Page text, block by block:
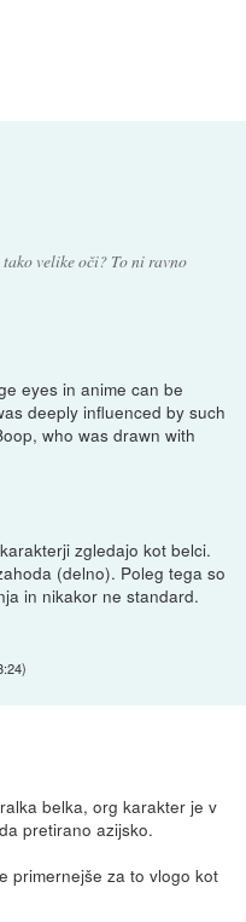
velike oči? To ni ravno
eyes in anime can be
deeply influenced by such
who was drawn with
zgledajo kot belci.
(delno). Poleg tega so
in nikakor ne standard.
)
belka, org karakter je v
pretirano azijsko.
primernejše za to vlogo kot